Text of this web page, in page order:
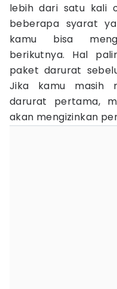
lebih dari satu kali
beberapa syarat
kamu bisa
berikutnya. Hal
paket darurat
Jika kamu masih
darurat pertama,
akan mengizinkan